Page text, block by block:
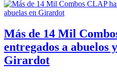
Más de 14 Mil
entregados a abuelos
Girardot